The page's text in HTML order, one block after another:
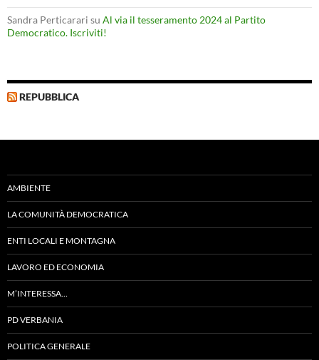
Sandra Perticarari su Al via il tesseramento 2024 al Partito
Democratico. Iscriviti!
REPUBBLICA
AMBIENTE
LA COMUNITÀ DEMOCRATICA
ENTI LOCALI E MONTAGNA
LAVORO ED ECONOMIA
M’INTERESSA…
PD VERBANIA
POLITICA GENERALE